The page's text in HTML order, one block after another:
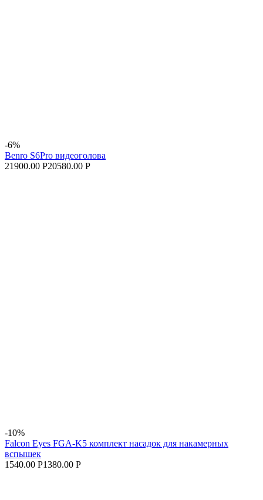
-6%
Benro S6Pro видеоголова
21900.00 Р20580.00 Р
-10%
Falcon Eyes FGA-K5 комплект насадок для накамерных
вспышек
1540.00 Р1380.00 Р